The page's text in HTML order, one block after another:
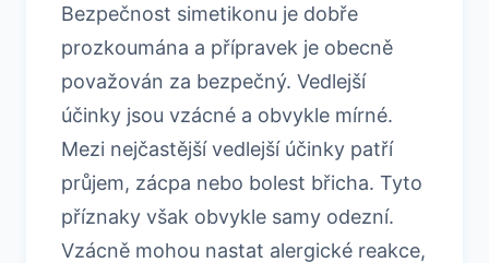
Bezpečnost simetikonu je dobře
prozkoumána a přípravek je obecně
považován za bezpečný. Vedlejší
účinky jsou vzácné a obvykle mírné.
Mezi nejčastější vedlejší účinky patří
průjem, zácpa nebo bolest břicha. Tyto
příznaky však obvykle samy odezní.
Vzácně mohou nastat alergické reakce,